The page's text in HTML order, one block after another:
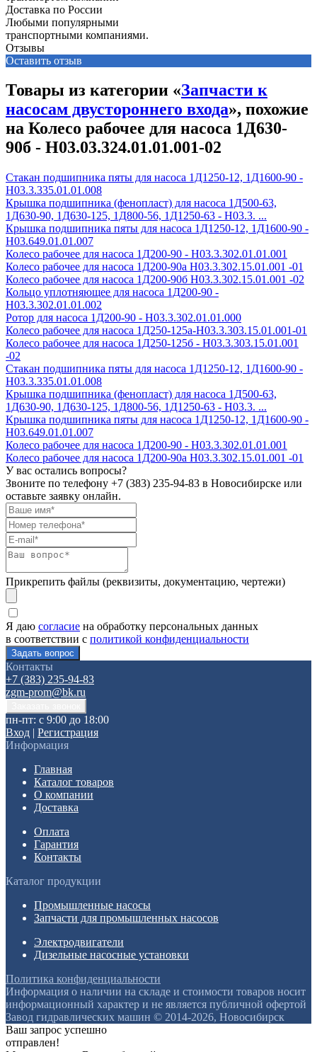
Доставка по России
Любыми популярными
транспортными компаниями.
Отзывы
Оставить отзыв
Товары из категории «Запчасти к
насосам двустороннего входа», похожие
на Колесо рабочее для насоса 1Д630-
90б - Н03.03.324.01.01.001-02
Стакан подшипника пяты для насоса 1Д1250-12, 1Д1600-90 -
Н03.3.335.01.01.008
Крышка подшипника (фенопласт) для насоса 1Д500-63,
1Д630-90, 1Д630-125, 1Д800-56, 1Д1250-63 - Н03.3. ...
Крышка подшипника пяты для насоса 1Д1250-12, 1Д1600-90 -
Н03.649.01.01.007
Колесо рабочее для насоса 1Д200-90 - H03.3.302.01.01.001
Колесо рабочее для насоса 1Д200-90а H03.3.302.15.01.001 -01
Колесо рабочее для насоса 1Д200-90б H03.3.302.15.01.001 -02
Кольцо уплотняющее для насоса 1Д200-90 -
Н03.3.302.01.01.002
Ротор для насоса 1Д200-90 - Н03.3.302.01.01.000
Колесо рабочее для насоса 1Д250-125а-Н03.3.303.15.01.001-01
Колесо рабочее для насоса 1Д250-125б - Н03.3.303.15.01.001
-02
Стакан подшипника пяты для насоса 1Д1250-12, 1Д1600-90 -
Н03.3.335.01.01.008
Крышка подшипника (фенопласт) для насоса 1Д500-63,
1Д630-90, 1Д630-125, 1Д800-56, 1Д1250-63 - Н03.3. ...
Крышка подшипника пяты для насоса 1Д1250-12, 1Д1600-90 -
Н03.649.01.01.007
Колесо рабочее для насоса 1Д200-90 - H03.3.302.01.01.001
Колесо рабочее для насоса 1Д200-90а H03.3.302.15.01.001 -01
У вас остались вопросы?
Звоните по телефону +7 (383) 235-94-83 в Новосибирске или
оставьте заявку онлайн.
Прикрепить файлы (реквизиты, документацию, чертежи)
Я даю согласие на обработку персональных данных
в соответствии с политикой конфиденциальности
Контакты
+7 (383) 235-94-83
zgm-prom@bk.ru
пн-пт: с 9:00 до 18:00
Вход | Регистрация
Информация
Главная
Каталог товаров
О компании
Доставка
Оплата
Гарантия
Контакты
Каталог продукции
Промышленные насосы
Запчасти для промышленных насосов
Электродвигатели
Дизельные насосные установки
Политика конфиденциальности
Информация о наличии на складе и стоимости товаров носит
информационный характер и не является публичной офертой
Завод гидравлических машин © 2014-2026, Новосибирск
Ваш запрос успешно
отправлен!